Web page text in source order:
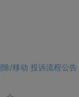
/移动 投诉流程公告